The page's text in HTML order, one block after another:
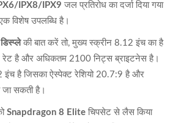
IPX8/IPX9 जल प्रतिरोध का दर्जा दिया गया
विशेष उपलब्धि है।
की बात करें तो, मुख्य स्क्रीन 8.12 इंच का है
है और अधिकतम 2100 निट्स ब्राइटनेस है।
इंच है जिसका ऐस्पेक्ट रेशियो 20.7:9 है और
सकती है।
Snapdragon 8 Elite चिपसेट से लैस किया